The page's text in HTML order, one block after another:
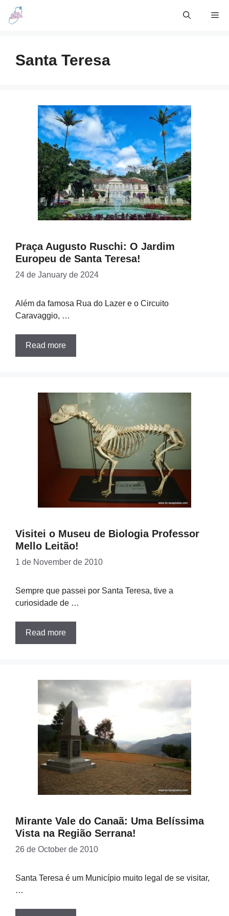
Skip
Santa Teresa
Praça Augusto Ruschi: O Jardim
Europeu de Santa Teresa!
24 de January de 2024
Além da famosa Rua do Lazer e o Circuito
Caravaggio, …
Read more
Visitei o Museu de Biologia Professor
Mello Leitão!
1 de November de 2010
Sempre que passei por Santa Teresa, tive a
curiosidade de …
Read more
Mirante Vale do Canaã: Uma Belíssima
Vista na Região Serrana!
26 de October de 2010
Santa Teresa é um Município muito legal de se visitar,
…